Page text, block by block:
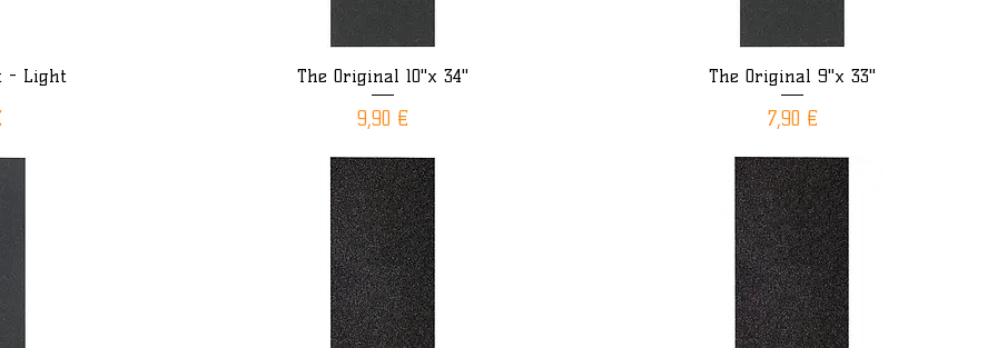
- Light Aperçu rapide
The Original 10"x 34"
Prix
9,90 €
Aperçu rapide
The Original 9"x 33"
Prix
7,90 €